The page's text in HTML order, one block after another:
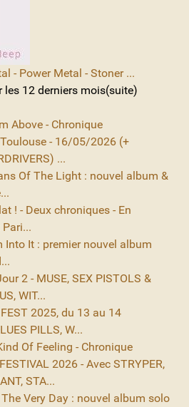
- Power Metal - Stoner ...
12 derniers mois(suite)
Above - Chronique
- 16/05/2026 (+
...
Of The Light : nouvel album &
! - Deux chroniques - En
Into It : premier nouvel album
2 - MUSE, SEX PISTOLS &
WIT...
2025, du 13 au 14
PILLS, W...
Of Feeling - Chronique
2026 - Avec STRYPER,
STA...
The Very Day : nouvel album solo